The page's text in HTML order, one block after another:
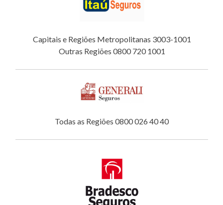
Capitais e Regiões Metropolitanas 3003-1001
Outras Regiões 0800 720 1001
Todas as Regiões 0800 026 40 40